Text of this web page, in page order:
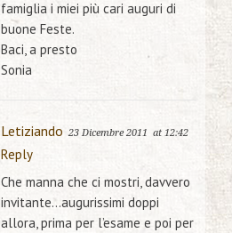
famiglia i miei più cari auguri di
buone Feste.
Baci, a presto
Sonia
Letiziando 23 Dicembre 2011 at 12:42
Reply
Che manna che ci mostri, davvero
invitante…augurissimi doppi
allora, prima per l’esame e poi per